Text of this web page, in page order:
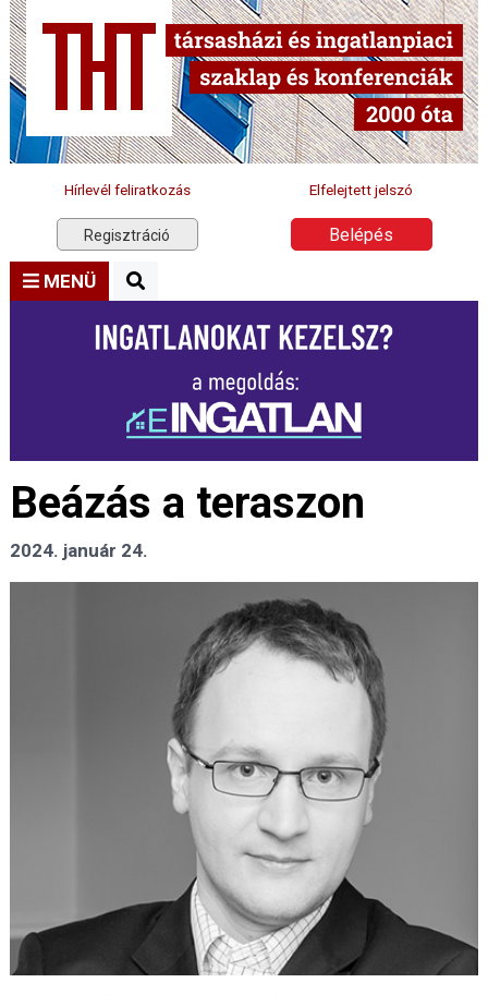
Hírlevél feliratkozás Elfelejtett jelszó
Regisztráció Belépés
MENÜ
Beázás a teraszon
2024. január 24.